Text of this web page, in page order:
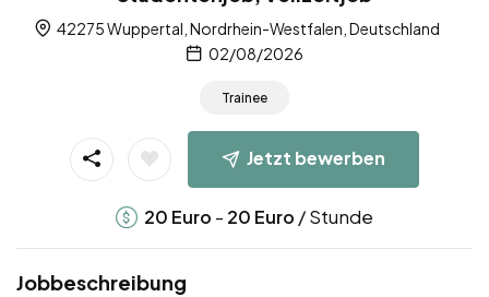
42275 Wuppertal, Nordrhein-Westfalen, Deutschland
02/08/2026
Trainee
Jetzt bewerben
20 Euro - 20 Euro / Stunde
Jobbeschreibung